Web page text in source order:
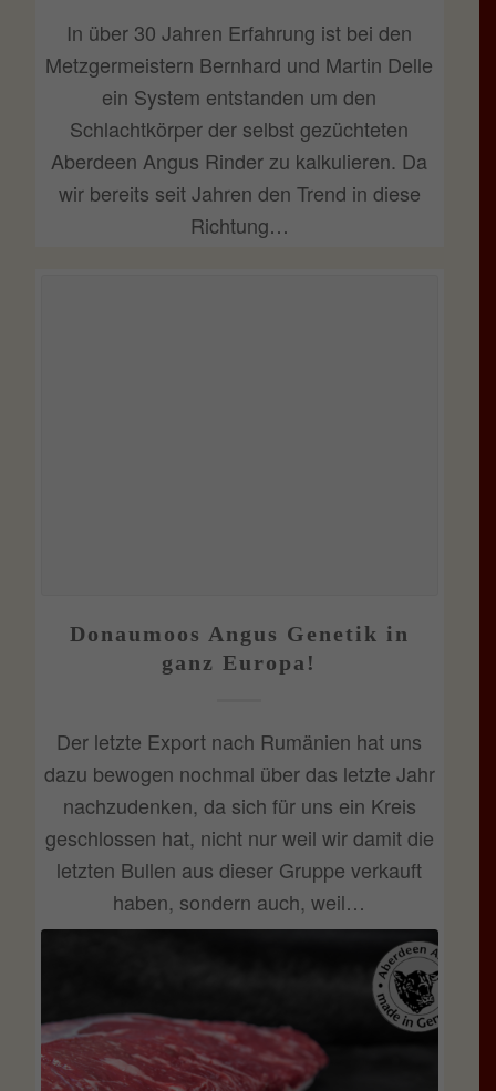
In über 30 Jahren Erfahrung ist bei den
Metzgermeistern Bernhard und Martin Delle
ein System entstanden um den
Schlachtkörper der selbst gezüchteten
Aberdeen Angus Rinder zu kalkulieren. Da
wir bereits seit Jahren den Trend in diese
Richtung…
Donaumoos Angus Genetik in
ganz Europa!
Der letzte Export nach Rumänien hat uns
dazu bewogen nochmal über das letzte Jahr
nachzudenken, da sich für uns ein Kreis
geschlossen hat, nicht nur weil wir damit die
letzten Bullen aus dieser Gruppe verkauft
haben, sondern auch, weil…